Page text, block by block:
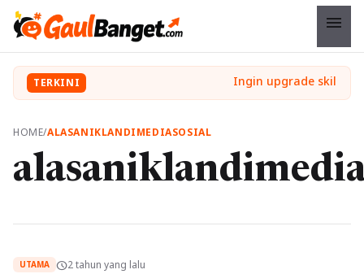
menu
TERKINI
HOME/ALASANIKLANDIMEDIASOSIAL
UTAMA schedule2 tahun yang lalu